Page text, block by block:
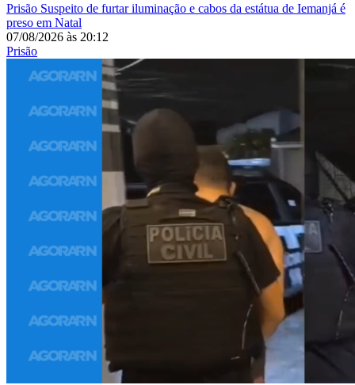
Prisão Suspeito de furtar iluminação e cabos da estátua de Iemanjá é
preso em Natal
07/08/2026 às 20:12
Prisão